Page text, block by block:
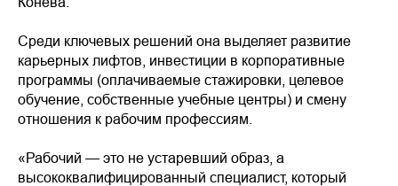
Среди ключевых решений она выделяет развитие
карьерных лифтов, инвестиции в корпоративные
программы (оплачиваемые стажировки, целевое
обучение, собственные учебные центры) и смену
отношения к рабочим профессиям.
«Рабочий — это не устаревший образ, а
высококвалифицированный специалист, который